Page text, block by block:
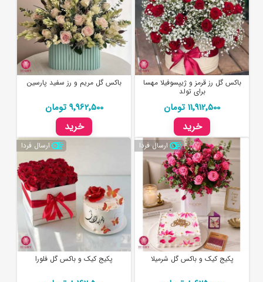
باکس گل رز قرمز و ژیپسوفیلا مهسا
برای تولد
11٬912٬500 تومان
خرید
باکس گل مریم و رز سفید پارسین
9٬962٬500 تومان
خرید
ارسال فردا
پکیج کیک و باکس گل شرمیلا
ارسال فردا
پکیج کیک و باکس گل فلورا